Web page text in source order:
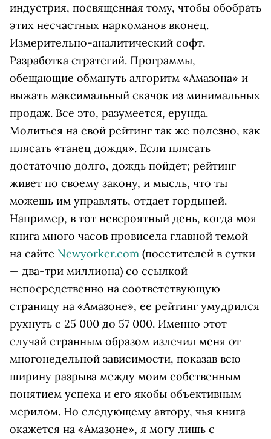
индустрия, посвященная тому, чтобы обобрать
этих несчастных наркоманов вконец.
Измерительно-аналитический софт.
Разработка стратегий. Программы,
обещающие обмануть алгоритм «Амазона» и
выжать максимальный скачок из минимальных
продаж. Все это, разумеется, ерунда.
Молиться на свой рейтинг так же полезно, как
плясать «танец дождя». Если плясать
достаточно долго, дождь пойдет; рейтинг
живет по своему закону, и мысль, что ты
можешь им управлять, отдает гордыней.
Например, в тот невероятный день, когда моя
книга много часов провисела главной темой
на сайте Newyorker.com (посетителей в сутки
— два-три миллиона) со ссылкой
непосредственно на соответствующую
страницу на «Амазоне», ее рейтинг умудрился
рухнуть с 25 000 до 57 000. Именно этот
случай странным образом излечил меня от
многонедельной зависимости, показав всю
ширину разрыва между моим собственным
понятием успеха и его якобы объективным
мерилом. Но следующему автору, чья книга
окажется на «Амазоне», я могу лишь с